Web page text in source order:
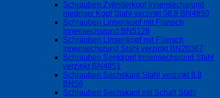
Schrauben Zylinderkopf Innensechsrund
niedriger Kopf Stahl verzinkt 08.8 BN4850
Schrauben Linsenkopf mit Flansch
Innensechsrund BN5128
Schrauben Linsenkopf mit Flansch
Innensechsrund Stahl verzinkt BN20367
Schrauben Senkkopf Innensechsrund Stahl
verzinkt BN4851
Schrauben Sechskant Stahl verzinkt 8.8
BN56
Schrauben Sechskant mit Schaft Stahl